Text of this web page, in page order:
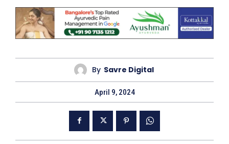
By Savre Digital
April 9, 2024